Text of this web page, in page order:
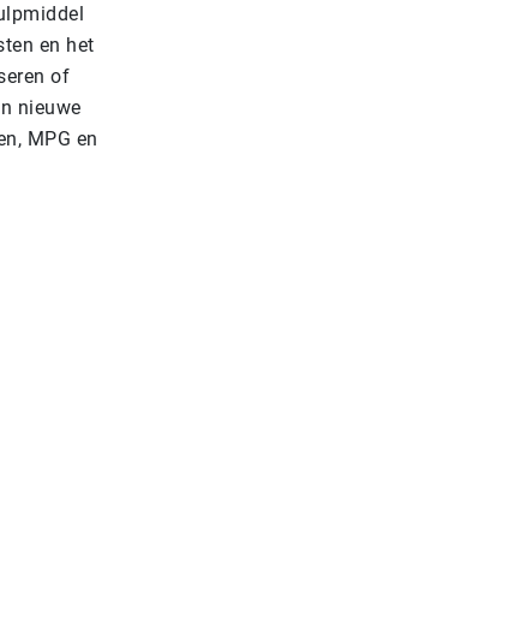
en het
of
nieuwe
MPG en